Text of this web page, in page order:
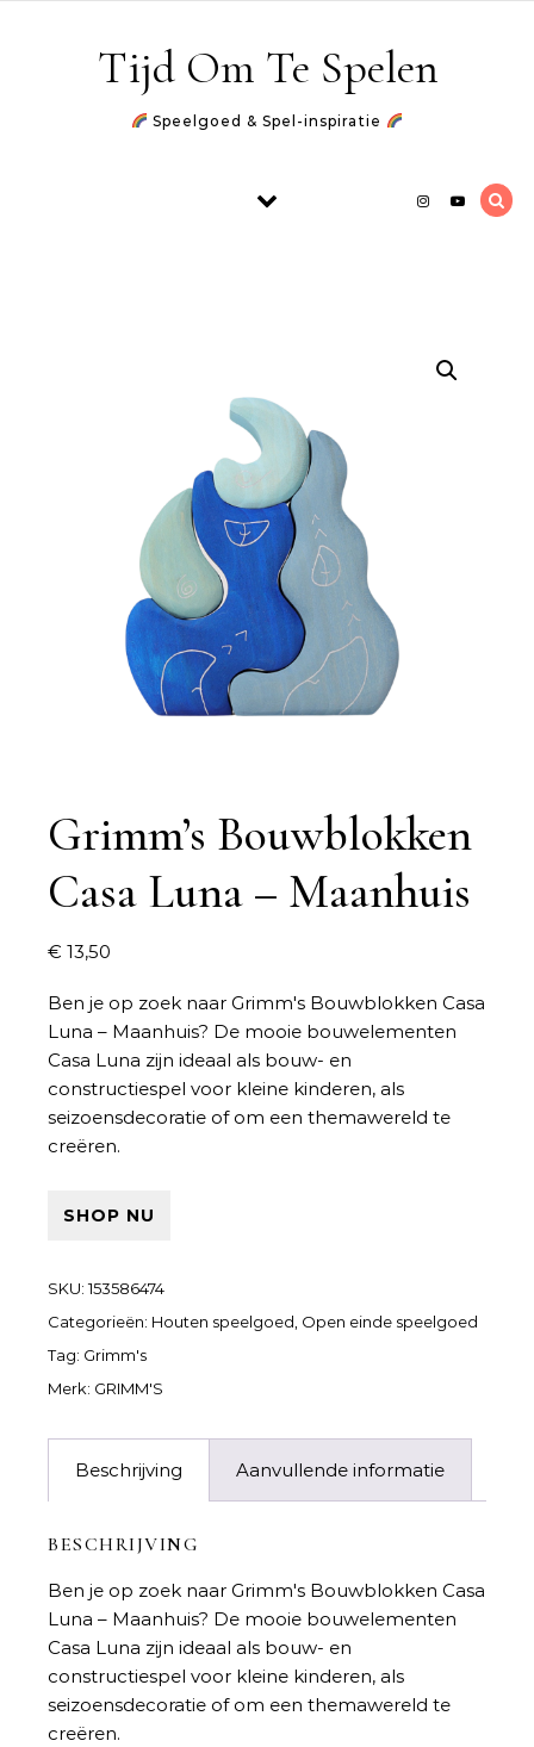
Tijd Om Te Spelen
Speelgoed & Spel-inspiratie
Grimm’s Bouwblokken
Casa Luna – Maanhuis
€ 13,50
Ben je op zoek naar Grimm's Bouwblokken Casa
Luna – Maanhuis? De mooie bouwelementen
Casa Luna zijn ideaal als bouw- en
constructiespel voor kleine kinderen, als
seizoensdecoratie of om een ​​themawereld te
creëren.
SHOP NU
SKU:153586474
Categorieën: Houten speelgoed Open einde speelgoed
Tag: Grimm's
Merk: GRIMM'S
Beschrijving Aanvullende informatie
BESCHRIJVING
Ben je op zoek naar Grimm's Bouwblokken Casa
Luna – Maanhuis? De mooie bouwelementen
Casa Luna zijn ideaal als bouw- en
constructiespel voor kleine kinderen, als
seizoensdecoratie of om een ​​themawereld te
creëren.